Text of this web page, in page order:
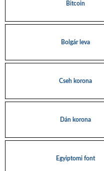
Bitcoin
Bolgár leva
Cseh korona
Dán korona
Egyiptomi font